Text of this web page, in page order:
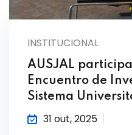
INSTITUCIONAL
AUSJAL
Encuentro de
Sistema
31 out, 2025